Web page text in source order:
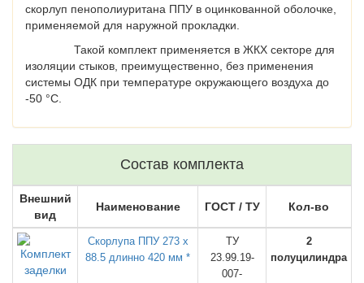
скорлуп пенополиуритана ППУ в оцинкованной оболочке,
применяемой для наружной прокладки.
Такой комплект применяется в ЖКХ секторе для
изоляции стыков, преимущественно, без применения
системы ОДК при температуре окружающего воздуха до
-50 °C.
Состав комплекта
Внешний
вид
Наименование ГОСТ / ТУ Кол-во
Скорлупа ППУ 273 х
88.5 длинно 420 мм *
ТУ
23.99.19-
007-
2
полуцилиндра